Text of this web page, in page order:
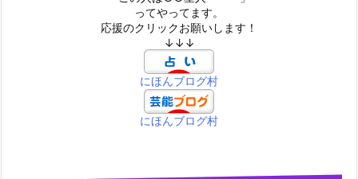
ってやってます。
応援のクリックお願いします！
↓↓↓
にほんブログ村
にほんブログ村